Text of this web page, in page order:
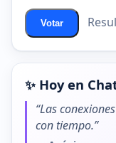
Votar
✨ Hoy en
“Las
con tiempo.”